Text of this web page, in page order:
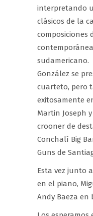
interpretando
clásicos de la
composiciones
sudamericano.
González se
cuarteto, pero
exitosamente
Martin Joseph
crooner de
Conchalí Big
Guns de
Esta vez junto
en el piano,
Andy Baeza en